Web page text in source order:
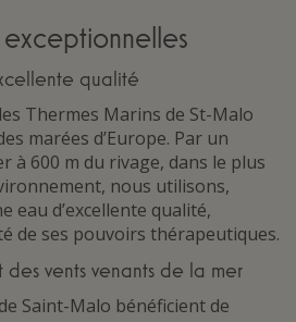
exceptionnelles
qualité
Thermes Marins de St-Malo
marées d’Europe. Par un
à 600 m du rivage, dans le plus
nous utilisons,
eau d’excellente qualité,
de ses pouvoirs thérapeutiques.
vents venants de la mer
Saint-Malo bénéficient de